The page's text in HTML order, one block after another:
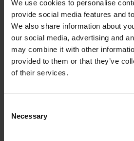
We use cookies to personalise
provide social media features and
We also share information about
our social media, advertising and
may combine it with other
provided to them or that they’ve
of their services.
Selection
Necessary
SPEDIZIONE E RESO
SPECIFICHE TECNICHE